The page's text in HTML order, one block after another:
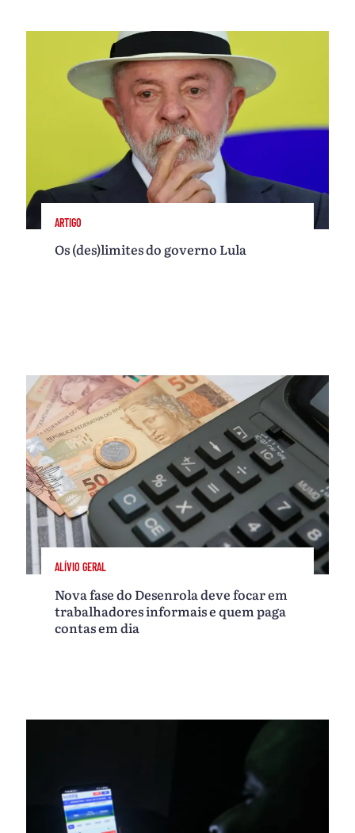
ARTIGO
Os (des)limites do governo Lula
ALÍVIO GERAL
Nova fase do Desenrola deve focar em
trabalhadores informais e quem paga
contas em dia